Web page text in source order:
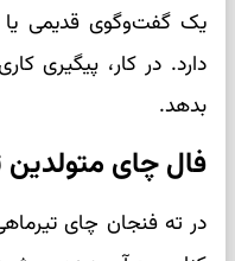
یک گفت‌وگوی قدیمی
دارد. در کار، پیگیری
بدهد.
فال چای متولدین
در ته فنجان چای